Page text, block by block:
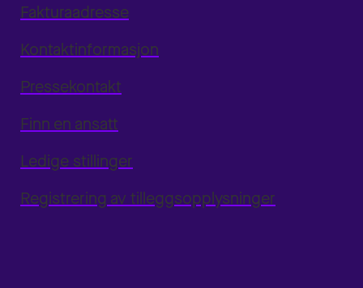
Fakturaadresse
Kontaktinformasjon
Pressekontakt
Finn en ansatt
Ledige stillinger
Registrering av tilleggsopplysninger